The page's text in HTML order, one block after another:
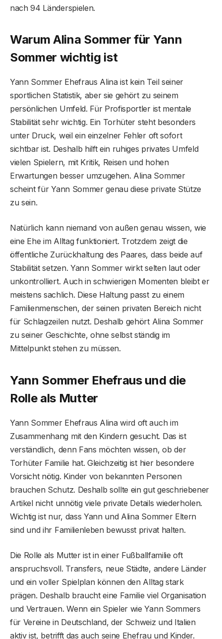
nach 94 Länderspielen.
Warum Alina Sommer für Yann
Sommer wichtig ist
Yann Sommer Ehefraus Alina ist kein Teil seiner
sportlichen Statistik, aber sie gehört zu seinem
persönlichen Umfeld. Für Profisportler ist mentale
Stabilität sehr wichtig. Ein Torhüter steht besonders
unter Druck, weil ein einzelner Fehler oft sofort
sichtbar ist. Deshalb hilft ein ruhiges privates Umfeld
vielen Spielern, mit Kritik, Reisen und hohen
Erwartungen besser umzugehen. Alina Sommer
scheint für Yann Sommer genau diese private Stütze
zu sein.
Natürlich kann niemand von außen genau wissen, wie
eine Ehe im Alltag funktioniert. Trotzdem zeigt die
öffentliche Zurückhaltung des Paares, dass beide auf
Stabilität setzen. Yann Sommer wirkt selten laut oder
unkontrolliert. Auch in schwierigen Momenten bleibt er
meistens sachlich. Diese Haltung passt zu einem
Familienmenschen, der seinen privaten Bereich nicht
für Schlagzeilen nutzt. Deshalb gehört Alina Sommer
zu seiner Geschichte, ohne selbst ständig im
Mittelpunkt stehen zu müssen.
Yann Sommer Ehefraus und die
Rolle als Mutter
Yann Sommer Ehefraus Alina wird oft auch im
Zusammenhang mit den Kindern gesucht. Das ist
verständlich, denn Fans möchten wissen, ob der
Torhüter Familie hat. Gleichzeitig ist hier besondere
Vorsicht nötig. Kinder von bekannten Personen
brauchen Schutz. Deshalb sollte ein gut geschriebener
Artikel nicht unnötig viele private Details wiederholen.
Wichtig ist nur, dass Yann und Alina Sommer Eltern
sind und ihr Familienleben bewusst privat halten.
Die Rolle als Mutter ist in einer Fußballfamilie oft
anspruchsvoll. Transfers, neue Städte, andere Länder
und ein voller Spielplan können den Alltag stark
prägen. Deshalb braucht eine Familie viel Organisation
und Vertrauen. Wenn ein Spieler wie Yann Sommers
für Vereine in Deutschland, der Schweiz und Italien
aktiv ist, betrifft das auch seine Ehefrau und Kinder.